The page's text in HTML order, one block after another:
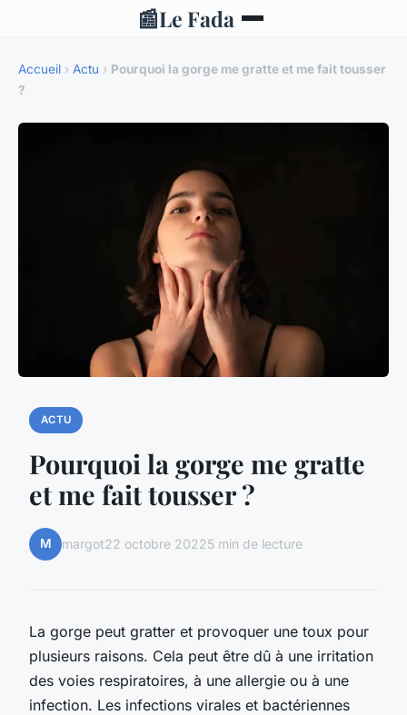
📰Le Fada
Accueil › Actu › Pourquoi la gorge me gratte et me fait tousser
?
ACTU
Pourquoi la gorge me gratte
et me fait tousser ?
M margot22 octobre 20225 min de lecture
La gorge peut gratter et provoquer une toux pour
plusieurs raisons. Cela peut être dû à une irritation
des voies respiratoires, à une allergie ou à une
infection. Les infections virales et bactériennes